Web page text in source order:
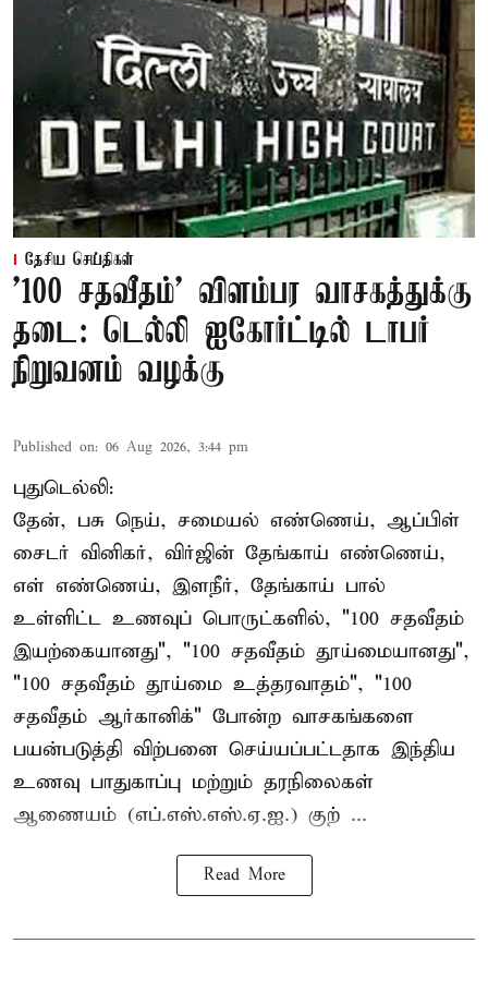
தேசிய செய்திகள்
'100 சதவீதம்' விளம்பர வாசகத்துக்கு
தடை: டெல்லி ஐகோர்ட்டில் டாபர்
நிறுவனம் வழக்கு
Published on: 06 Aug 2026, 3:44 pm
புதுடெல்லி:
தேன், பசு நெய், சமையல் எண்ணெய், ஆப்பிள்
சைடர் வினிகர், விர்ஜின் தேங்காய் எண்ணெய்,
எள் எண்ணெய், இளநீர், தேங்காய் பால்
உள்ளிட்ட உணவுப் பொருட்களில், "100 சதவீதம்
இயற்கையானது", "100 சதவீதம் தூய்மையானது",
"100 சதவீதம் தூய்மை உத்தரவாதம்", "100
சதவீதம் ஆர்கானிக்" போன்ற வாசகங்களை
பயன்படுத்தி விற்பனை செய்யப்பட்டதாக இந்திய
உணவு பாதுகாப்பு மற்றும் தரநிலைகள்
ஆணையம் (எப்.எஸ்.எஸ்.ஏ.ஐ.) குற் ...
Read More